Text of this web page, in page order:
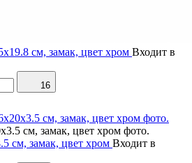
см, замак, цвет хром Входит в
16
см, замак, цвет хром Входит в